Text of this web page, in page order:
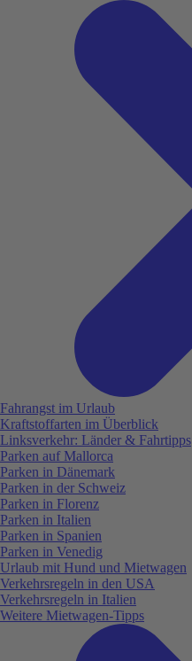
Fahrangst im Urlaub
Kraftstoffarten im Überblick
Linksverkehr: Länder & Fahrtipps
Parken auf Mallorca
Parken in Dänemark
Parken in der Schweiz
Parken in Florenz
Parken in Italien
Parken in Spanien
Parken in Venedig
Urlaub mit Hund und Mietwagen
Verkehrsregeln in den USA
Verkehrsregeln in Italien
Weitere Mietwagen-Tipps